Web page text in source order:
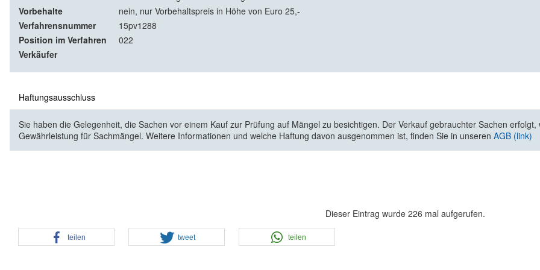
Vorbehalte
nein, nur Vorbehaltspreis in Höhe von Euro 25,-
Verfahrensnummer
15pv1288
Position im Verfahren
022
Verkäufer
Haftungsausschluss
Sie haben die Gelegenheit, die Sachen vor einem Kauf zur Prüfung auf Mängel zu besichtigen. Der Verkauf gebrauchter Sachen
Gewährleistung für Sachmängel. Weitere Informationen und welche Haftung davon ausgenommen ist, finden Sie in unseren AGB (link)
Dieser Eintrag wurde 226 mal aufgerufen.
teilen tweet teilen